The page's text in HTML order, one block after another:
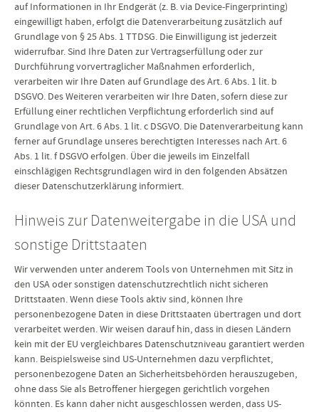
auf Informationen in Ihr Endgerät (z. B. via Device-Fingerprinting)
eingewilligt haben, erfolgt die Datenverarbeitung zusätzlich auf
Grundlage von § 25 Abs. 1 TTDSG. Die Einwilligung ist jederzeit
widerrufbar. Sind Ihre Daten zur Vertragserfüllung oder zur
Durchführung vorvertraglicher Maßnahmen erforderlich,
verarbeiten wir Ihre Daten auf Grundlage des Art. 6 Abs. 1 lit. b
DSGVO. Des Weiteren verarbeiten wir Ihre Daten, sofern diese zur
Erfüllung einer rechtlichen Verpflichtung erforderlich sind auf
Grundlage von Art. 6 Abs. 1 lit. c DSGVO. Die Datenverarbeitung kann
ferner auf Grundlage unseres berechtigten Interesses nach Art. 6
Abs. 1 lit. f DSGVO erfolgen. Über die jeweils im Einzelfall
einschlägigen Rechtsgrundlagen wird in den folgenden Absätzen
dieser Datenschutzerklärung informiert.
Hinweis zur Datenweitergabe in die USA und
sonstige Drittstaaten
Wir verwenden unter anderem Tools von Unternehmen mit Sitz in
den USA oder sonstigen datenschutzrechtlich nicht sicheren
Drittstaaten. Wenn diese Tools aktiv sind, können Ihre
personenbezogene Daten in diese Drittstaaten übertragen und dort
verarbeitet werden. Wir weisen darauf hin, dass in diesen Ländern
kein mit der EU vergleichbares Datenschutzniveau garantiert werden
kann. Beispielsweise sind US-Unternehmen dazu verpflichtet,
personenbezogene Daten an Sicherheitsbehörden herauszugeben,
ohne dass Sie als Betroffener hiergegen gerichtlich vorgehen
könnten. Es kann daher nicht ausgeschlossen werden, dass US-